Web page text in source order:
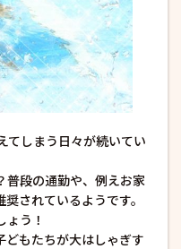
てしまう日々が続いてい
普段の通勤や、例えお家
されているようです。
う！
どもたちが大はしゃぎす